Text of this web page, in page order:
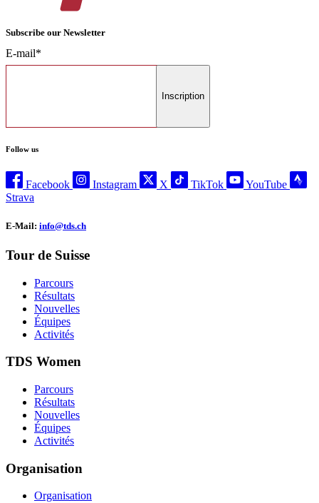
Subscribe our Newsletter
E-mail*
Inscription
Follow us
Facebook Instagram X TikTok
YouTube
Strava
E-Mail: info@tds.ch
Tour de Suisse
Parcours
Résultats
Nouvelles
Équipes
Activités
TDS Women
Parcours
Résultats
Nouvelles
Équipes
Activités
Organisation
Organisation